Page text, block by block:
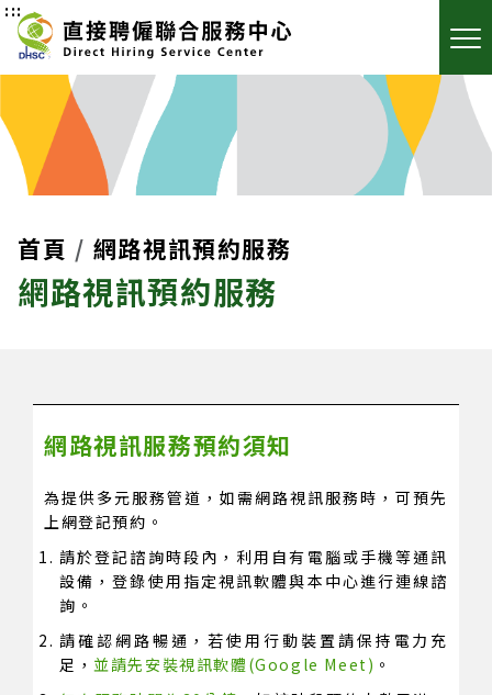
:::
首頁 網路視訊預約服務
網路視訊預約服務
網路視訊服務預約須知
為提供多元服務管道，如需網路視訊服務時，可預先
上網登記預約。
請於登記諮詢時段內，利用自有電腦或手機等通訊
設備，登錄使用指定視訊軟體與本中心進行連線諮
詢。
請確認網路暢通，若使用行動裝置請保持電力充
足，並請先安裝視訊軟體(Google Meet) 。